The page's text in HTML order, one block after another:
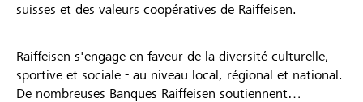
suisses et des valeurs coopératives de Raiffeisen.
Raiffeisen s'engage en faveur de la diversité culturelle,
sportive et sociale - au niveau local, régional et national.
De nombreuses Banques Raiffeisen soutiennent